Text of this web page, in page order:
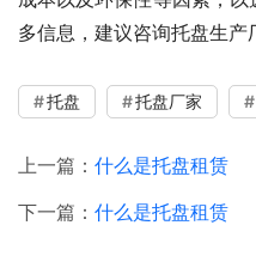
多信息，建议咨询托盘生产
托盘 托盘厂家
上一篇： 什么是托盘租赁
下一篇： 什么是托盘租赁